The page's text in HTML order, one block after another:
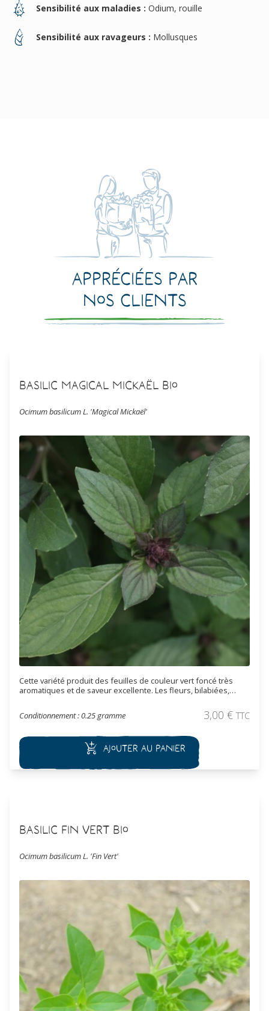
Sensibilité aux maladies : Odium, rouille
Sensibilité aux ravageurs : Mollusques
Appréciées par
nos clients
Basilic Magical Mickaël Bio
Ocimum basilicum L. 'Magical Mickaël'
Cette variété produit des feuilles de couleur vert foncé très
aromatiques et de saveur excellente. Les fleurs, bilabiées,
violette créant un superbe contraste. Ce basilic se marie
parfaitement avec une salade de tomate ou dans des plats
dans un massif en tant que plante ornementale.
Conditionnement : 0.25 gramme 3,00 € TTC
Ajouter au panier
Basilic Fin Vert Bio
Ocimum basilicum L. 'Fin Vert'